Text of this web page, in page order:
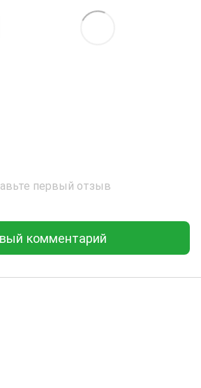
первый отзыв
комментарий